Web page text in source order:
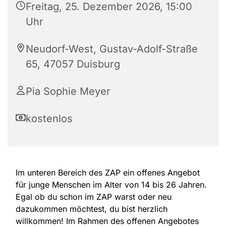
Freitag, 25. Dezember 2026, 15:00
Uhr
Neudorf-West, Gustav-Adolf-Straße
65, 47057 Duisburg
Pia Sophie Meyer
kostenlos
Im unteren Bereich des ZAP ein offenes Angebot
für junge Menschen im Alter von 14 bis 26 Jahren.
Egal ob du schon im ZAP warst oder neu
dazukommen möchtest, du bist herzlich
willkommen! Im Rahmen des offenen Angebotes